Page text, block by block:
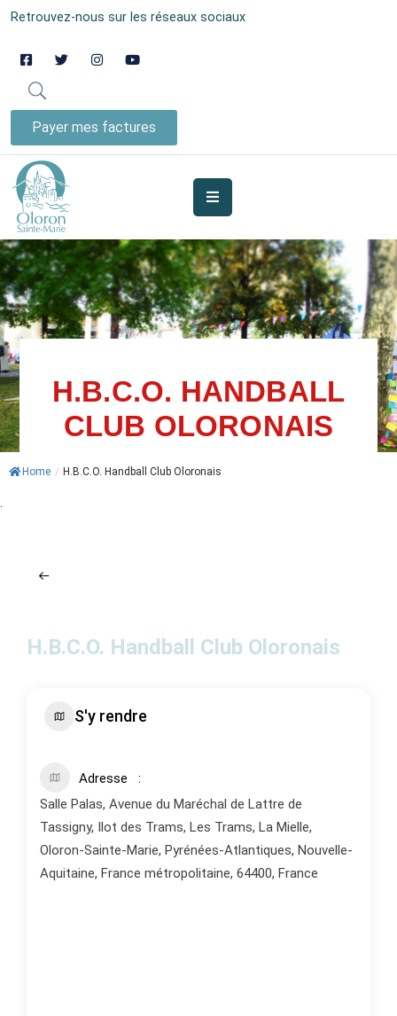
Retrouvez-nous sur les réseaux sociaux
Payer mes factures
AUJOURD’HUI
OLORON
JE
SUIS
MES
SERVICES
VIE
MUNICIPALE
JE
PARTICIPE
ACTUALITÉS
AGENDA
PAYER
MES
H.B.C.O. HANDBALL
CLUB OLORONAIS
Home / H.B.C.O. Handball Club Oloronais
.
H.B.C.O. Handball Club Oloronais
S'y rendre
Adresse
Salle Palas, Avenue du Maréchal de Lattre de
Tassigny, Ilot des Trams, Les Trams, La Mielle,
Oloron-Sainte-Marie, Pyrénées-Atlantiques, Nouvelle-
Aquitaine, France métropolitaine, 64400, France